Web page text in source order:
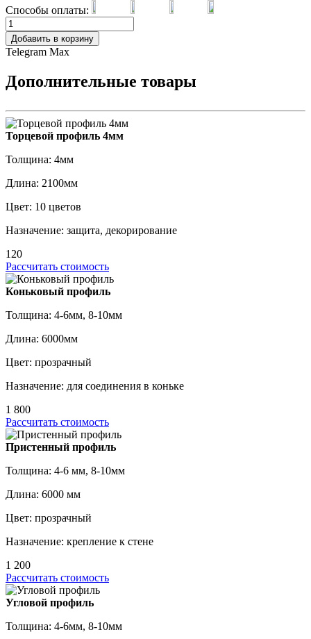
Способы оплаты:
Добавить в корзину
Telegram Max
Дополнительные товары
Торцевой профиль 4мм
Толщина: 4мм
Длина: 2100мм
Цвет: 10 цветов
Назначение: защита, декорирование
120
Рассчитать стоимость
Коньковый профиль
Толщина: 4-6мм, 8-10мм
Длина: 6000мм
Цвет: прозрачный
Назначение: для соединения в коньке
1 800
Рассчитать стоимость
Пристенный профиль
Толщина: 4-6 мм, 8-10мм
Длина: 6000 мм
Цвет: прозрачный
Назначение: крепление к стене
1 200
Рассчитать стоимость
Угловой профиль
Толщина: 4-6мм, 8-10мм